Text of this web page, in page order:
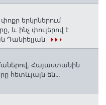
երկրներում
և ինչ փուլերով է
Դանիելյան
Հայաստանին
են․․․